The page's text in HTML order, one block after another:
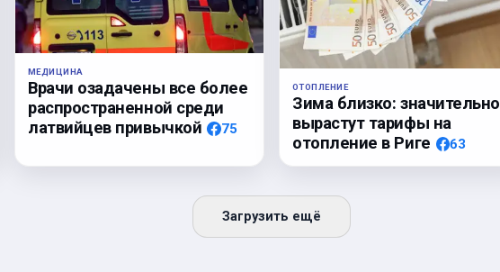
МЕДИЦИНА
Врачи озадачены все более
распространенной среди
латвийцев привычкой
75
ОТОПЛЕНИЕ
Зима близко: значительно
вырастут тарифы на
отопление в Риге
63
Загрузить ещё